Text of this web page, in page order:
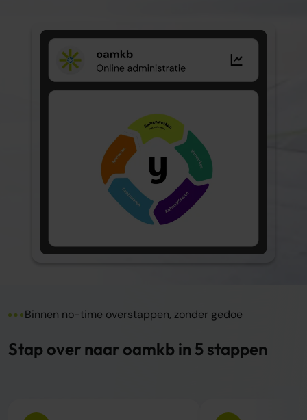
Binnen no-time overstappen, zonder gedoe
Stap over naar oamkb in 5 stappen